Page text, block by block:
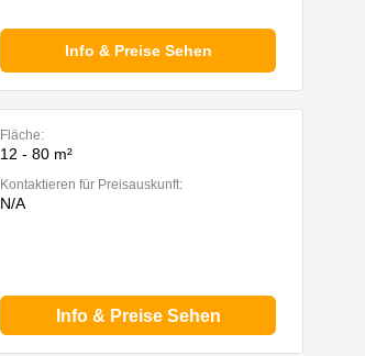
Info & Preise Sehen
Fläche:
12 - 80 m²
Kontaktieren für Preisauskunft:
N/A
Info & Preise Sehen